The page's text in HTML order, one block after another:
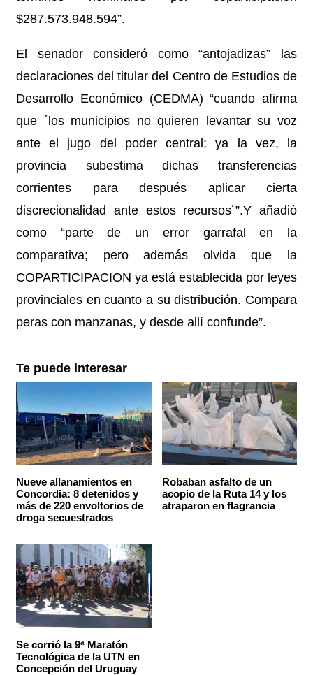
$287.573.948.594”.
El senador consideró como “antojadizas” las
declaraciones del titular del Centro de Estudios de
Desarrollo Económico (CEDMA) “cuando afirma
que ´los municipios no quieren levantar su voz
ante el jugo del poder central; ya la vez, la
provincia subestima dichas transferencias
corrientes para después aplicar cierta
discrecionalidad ante estos recursos´”.Y añadió
como “parte de un error garrafal en la
comparativa; pero además olvida que la
COPARTICIPACION ya está establecida por leyes
provinciales en cuanto a su distribución. Compara
peras con manzanas, y desde allí confunde”.
Te puede interesar
Nueve allanamientos en
Concordia: 8 detenidos y
más de 220 envoltorios de
droga secuestrados
Robaban asfalto de un
acopio de la Ruta 14 y los
atraparon en flagrancia
Se corrió la 9ª Maratón
Tecnológica de la UTN en
Concepción del Uruguay